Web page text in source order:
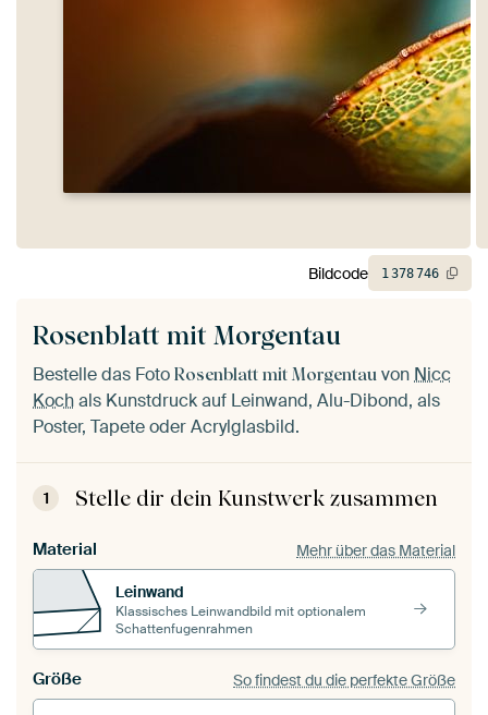
Rosenblatt mit Morgentau
Bestelle das Foto Rosenblatt mit Morgentau vonNicc
Kochals Kunstdruck auf Leinwand, Alu-Dibond, als
Poster, Tapete oder Acrylglasbild.
1 Stelle dir dein Kunstwerk zusammen
Material Mehr über das Material
Leinwand
Klassisches Leinwandbild mit optionalem
Schattenfugenrahmen
Größe So findest du die perfekte Größe
Bildcode 1378746